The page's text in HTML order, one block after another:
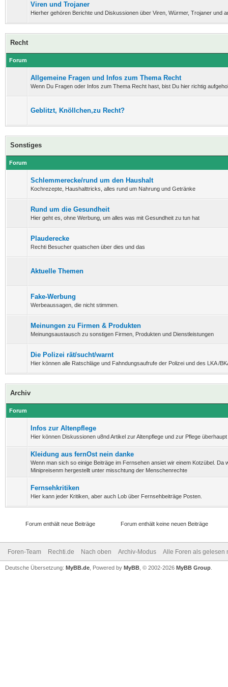
Viren und Trojaner
Hierher gehören Berichte und Diskussionen über Viren, Würmer, Trojaner und
Recht
Forum
Allgemeine Fragen und Infos zum Thema Recht
Wenn Du Fragen oder Infos zum Thema Recht hast, bist Du hier richtig
Geblitzt, Knöllchen,zu Recht?
Sonstiges
Forum
Schlemmerecke/rund um den Haushalt
Kochrezepte, Haushalttricks, alles rund um Nahrung und Getränke
Rund um die Gesundheit
Hier geht es, ohne Werbung, um alles was mit Gesundheit zu tun hat
Plauderecke
Rechti Besucher quatschen über dies und das
Aktuelle Themen
Fake-Werbung
Werbeaussagen, die nicht stimmen.
Meinungen zu Firmen & Produkten
Meinungsaustausch zu sonstigen Firmen, Produkten und Dienstleistungen
Die Polizei rät/sucht/warnt
Hier können alle Ratschläge und Fahndungsaufrufe der Polizei und des LKA /
Archiv
Forum
Infos zur Altenpflege
Hier können Diskussionen u8nd Artikel zur Altenpflege und zur Pflege
Kleidung aus fernOst nein danke
Wenn man sich so einige Beiträge im Fernsehen ansiet wir einem Kotzübel. Da
Minipreisenm hergestellt unter misschtung der Menschenrechte
Fernsehkritiken
Hier kann jeder Kritiken, aber auch Lob über Fernsehbeiträge Posten.
Forum enthält neue Beiträge Forum enthält keine neuen Beiträge
Foren-Team Rechti.de Nach oben Archiv-Modus Alle Foren als gelesen
Deutsche Übersetzung: MyBB.de , Powered by MyBB , © 2002-2026 MyBB Group